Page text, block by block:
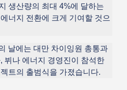
생산량의 최대 4%에 달하는
에너지 전환에 크게 기여할 것으
날에는 대만 차이잉원 총통과
, 뷔나 에너지 경영진이
참석한
트의 출범식을 가졌습니다.